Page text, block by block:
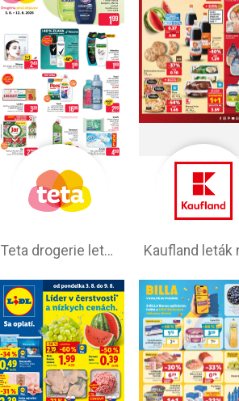
Teta drogerie leták na tento týždeň